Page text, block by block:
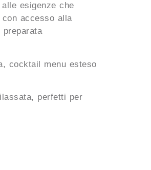
esigenze che
accesso alla
cocktail menu esteso
perfetti per